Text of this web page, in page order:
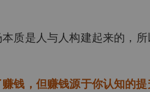
质是人与人构建起来的，
钱，但赚钱源于你认知的